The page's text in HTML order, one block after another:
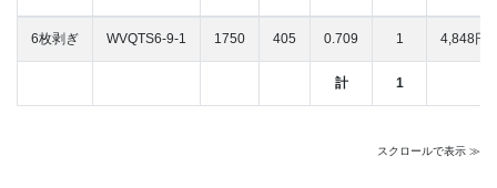
6枚剥ぎ WVQTS6-9-1 1750 405 0.709 1 4,848円/
計 1
スクロールで表示 ≫